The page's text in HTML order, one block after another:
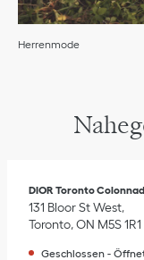
Herrenmode
DIOR Toronto
131 Bloor St West
Toronto,ON M5S 1R1
Geschlossen -